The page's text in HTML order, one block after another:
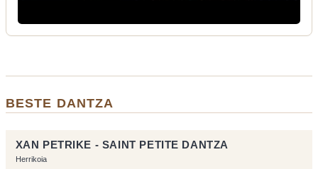
BESTE DANTZA
XAN PETRIKE - SAINT PETITE DANTZA
Herrikoia